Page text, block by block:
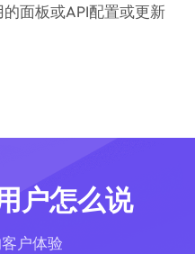
面板或API配置或更新
户怎么说
户体验